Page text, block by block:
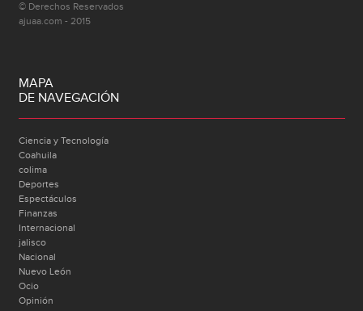
© Derechos Reservados
ajuaa.com - 2015
MAPA
DE NAVEGACIÓN
Ciencia y Tecnología
Coahuila
colima
Deportes
Espectáculos
Finanzas
Internacional
jalisco
Nacional
Nuevo León
Ocio
Opinión